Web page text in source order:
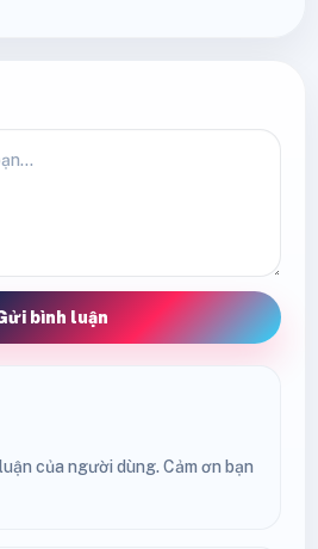
bình luận
của người dùng. Cảm ơn bạn